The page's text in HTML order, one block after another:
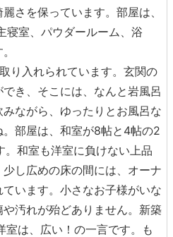
さを保っています。部屋は、
寝室、パウダールーム、浴
り入れられています。玄関の
き、そこには、なんと岩風呂
ながら、ゆったりとお風呂な
部屋は、和室が8帖と4帖の2
和室も洋室に負けない上品
し広めの床の間には、オーナ
います。小さなお子様がいな
汚れが殆どありません。新築
は、広い！の一言です。も